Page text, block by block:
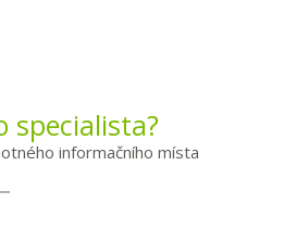
specialista?
informačního místa